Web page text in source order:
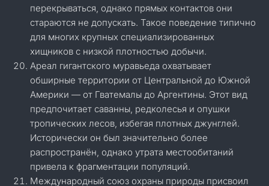
перекрываться, однако прямых контактов они
стараются не допускать. Такое поведение типично
для многих крупных специализированных
хищников с низкой плотностью добычи.
Ареал гигантского муравьеда охватывает
обширные территории от Центральной до Южной
Америки — от Гватемалы до Аргентины. Этот вид
предпочитает саванны, редколесья и опушки
тропических лесов, избегая плотных джунглей.
Исторически он был значительно более
распространён, однако утрата местообитаний
привела к фрагментации популяций.
Международный союз охраны природы присвоил